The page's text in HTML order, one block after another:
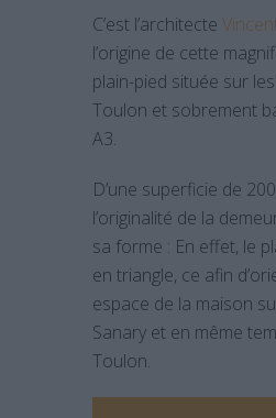
C’est l’architecte
l’origine de cette
plain-pied située sur
Toulon et sobrement
A3.
D’une superficie de
l’originalité de la
sa forme : En effet, le
en triangle, ce afin
espace de la maison
Sanary et en même
Toulon.